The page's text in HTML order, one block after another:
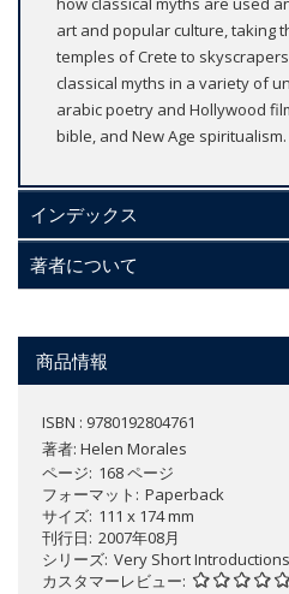
art and popular culture, taking
temples of Crete to
classical myths in a variety of
arabic poetry and Hollywood
bible, and New Age spiritualism.
インデックス
著者について
商品情報
ISBN : 9780192804761
著者: Helen Morales
ページ 168 ページ
フォーマット
Paperback
サイズ 111 x 174 mm
刊行日 2007年08月
シリーズ Very Short Introductions
カスタマーレビュー